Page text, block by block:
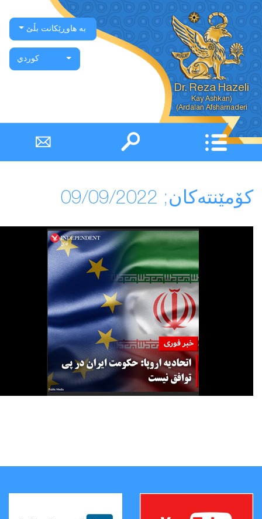
Dr. Reza Hazeli
(Kay Ashkan
Ardalan Afsharnaderi)
بە هاوڕێکانت بڵێ
كوردي
كۆمێنتەكان; 09/09/2022